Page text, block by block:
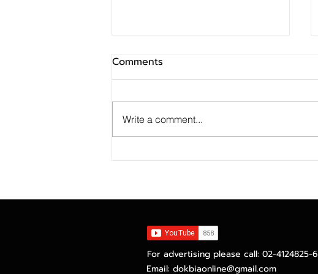
SINO ประกาศ Q2/69 ทำกำไร
บาทต่อหุ้น ครึ่งปีหลังมุ่งเติบโต
ต่อเนื่อง
Comments
Write a comment...
For advertising please call: 02-4124825-6
Email: dokbiaonline@gmail.com